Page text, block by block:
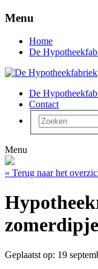
Menu
Home
De
De
Contact
Menu
« Terug naar het
Geplaatst op: 19